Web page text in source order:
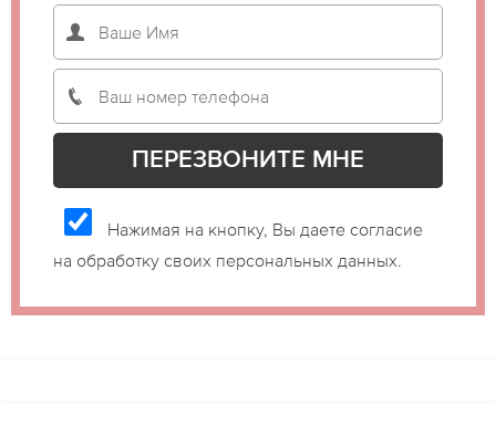
Нажимая на кнопку, Вы даете согласие
на обработку своих персональных данных.